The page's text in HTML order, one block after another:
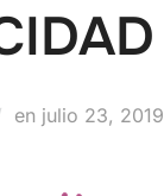
en Publicado
julio 23, 2019